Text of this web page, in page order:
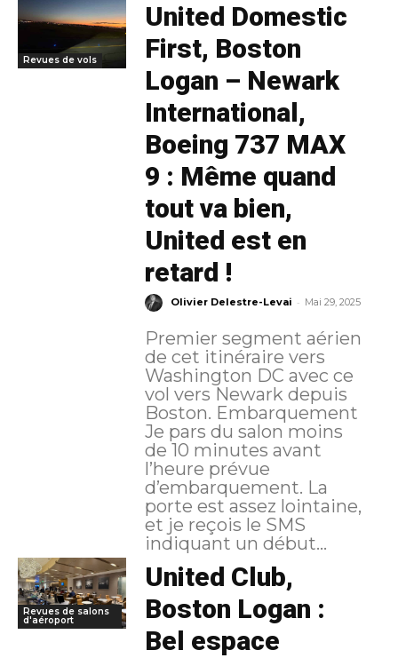
Revues de vols
United Domestic
First, Boston
Logan – Newark
International,
Boeing 737 MAX
9 : Même quand
tout va bien,
United est en
retard !
Olivier Delestre-Levai - Mai 29, 2025
Premier segment aérien
de cet itinéraire vers
Washington DC avec ce
vol vers Newark depuis
Boston. Embarquement
Je pars du salon moins
de 10 minutes avant
l’heure prévue
d’embarquement. La
porte est assez lointaine,
et je reçois le SMS
indiquant un début...
Revues de salons
d'aéroport
United Club,
Boston Logan :
Bel espace